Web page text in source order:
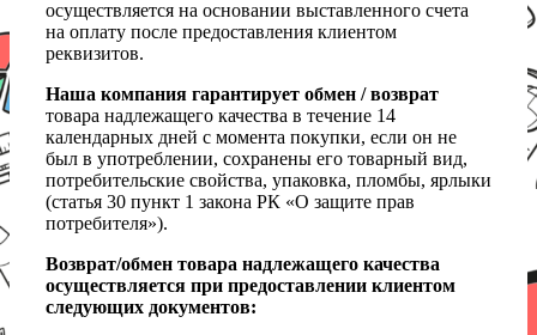
осуществляется на основании выставленного счета
на оплату после предоставления клиентом
реквизитов.
Наша компания гарантирует обмен / возврат
товара надлежащего качества в течение 14
календарных дней с момента покупки, если он не
был в употреблении, сохранены его товарный вид,
потребительские свойства, упаковка, пломбы, ярлыки
(статья 30 пункт 1 закона РК «О защите прав
потребителя»).
Возврат/обмен товара надлежащего качества
осуществляется при предоставлении клиентом
следующих документов: